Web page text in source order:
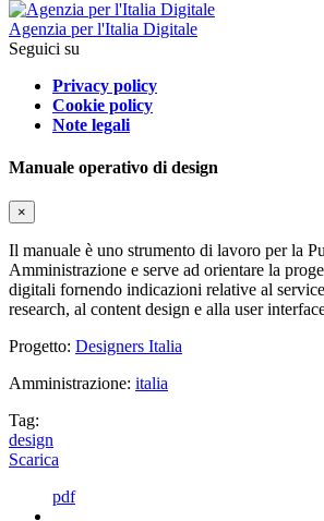
Agenzia per l'Italia Digitale
Seguici su
Privacy policy
Cookie policy
Note legali
Manuale operativo di design
×
Il manuale è uno strumento di lavoro per la
Amministrazione e serve ad orientare la
digitali fornendo indicazioni relative al
research, al content design e alla user
Progetto: Designers Italia
Amministrazione: italia
Tag:
design
Scarica
pdf